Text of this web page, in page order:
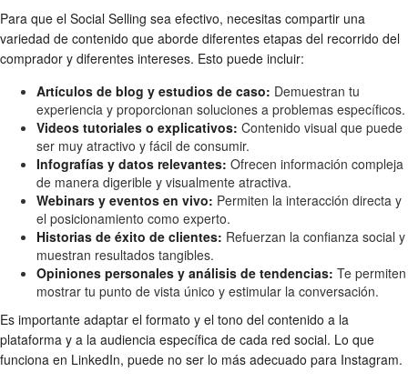
Para que el Social Selling sea efectivo, necesitas compartir una
variedad de contenido que aborde diferentes etapas del recorrido del
comprador y diferentes intereses. Esto puede incluir:
Artículos de blog y estudios de caso: Demuestran tu
experiencia y proporcionan soluciones a problemas específicos.
Videos tutoriales o explicativos: Contenido visual que puede
ser muy atractivo y fácil de consumir.
Infografías y datos relevantes: Ofrecen información compleja
de manera digerible y visualmente atractiva.
Webinars y eventos en vivo: Permiten la interacción directa y
el posicionamiento como experto.
Historias de éxito de clientes: Refuerzan la confianza social y
muestran resultados tangibles.
Opiniones personales y análisis de tendencias: Te permiten
mostrar tu punto de vista único y estimular la conversación.
Es importante adaptar el formato y el tono del contenido a la
plataforma y a la audiencia específica de cada red social. Lo que
funciona en LinkedIn, puede no ser lo más adecuado para Instagram.